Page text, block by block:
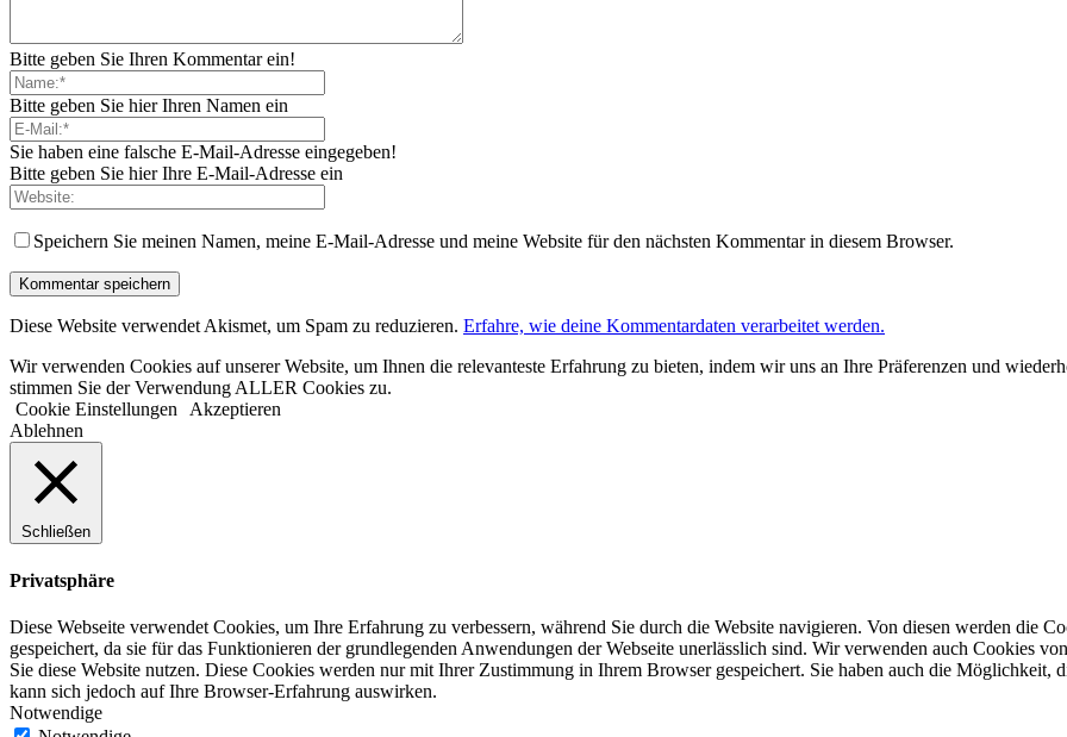
Bitte geben Sie Ihren Kommentar ein!
Bitte geben Sie hier Ihren Namen ein
Sie haben eine falsche E-Mail-Adresse eingegeben!
Bitte geben Sie hier Ihre E-Mail-Adresse ein
Speichern Sie meinen Namen, meine E-Mail-Adresse und meine Website für den nächsten Kommentar in diesem Browser.
Diese Website verwendet Akismet, um Spam zu reduzieren. Erfahre, wie deine Kommentardaten verarbeitet werden.
Wir verwenden Cookies auf unserer Website, um Ihnen die relevanteste Erfahrung zu bieten, indem wir uns an Ihre Präferenzen und
stimmen Sie der Verwendung ALLER Cookies zu.
Cookie Einstellungen
Akzeptieren
Ablehnen
Schließen
Privatsphäre
Diese Webseite verwendet Cookies, um Ihre Erfahrung zu verbessern, während Sie durch die Website navigieren. Von diesen werden die
gespeichert, da sie für das Funktionieren der grundlegenden Anwendungen der Webseite unerlässlich sind. Wir verwenden auch Cookies
Sie diese Website nutzen. Diese Cookies werden nur mit Ihrer Zustimmung in Ihrem Browser gespeichert. Sie haben auch die
kann sich jedoch auf Ihre Browser-Erfahrung auswirken.
Notwendige